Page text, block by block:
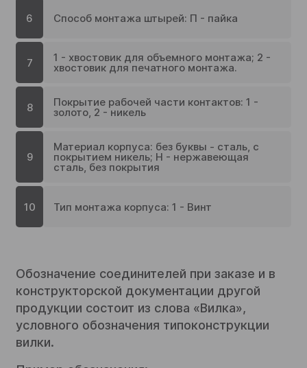
6 Способ монтажа штырей: П - пайка
7 1 - хвостовик для объемного монтажа; 2 -
хвостовик для печатного монтажа.
8 Покрытие рабочей части контактов: 1 -
золото, 2 - никель
9
Материал корпуса: без буквы - сталь, с
покрытием никель; Н - нержавеющая
сталь, без покрытия
10 Тип монтажа корпуса: 1 - Винт
Обозначение соединителей при заказе и в
конструкторской документации другой
продукции состоит из слова «Вилка»,
условного обозначения типоконструкции
вилки.